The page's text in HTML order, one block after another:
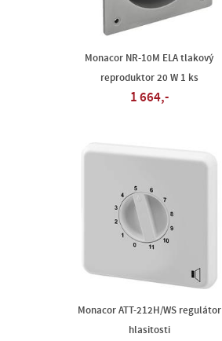
Monacor NR-10M ELA tlakový
reproduktor 20 W 1 ks
1 664,-
Monacor ATT-212H/WS regulátor
hlasitosti